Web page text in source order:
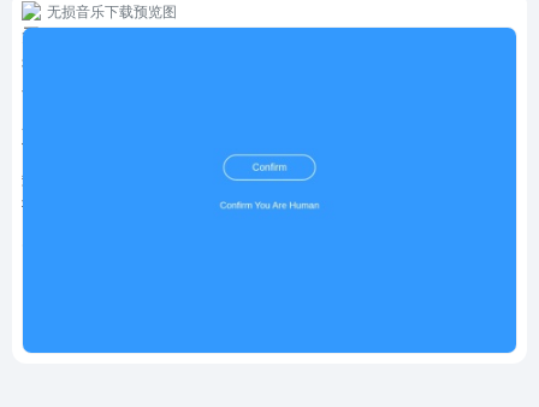
无损音乐下载预览图